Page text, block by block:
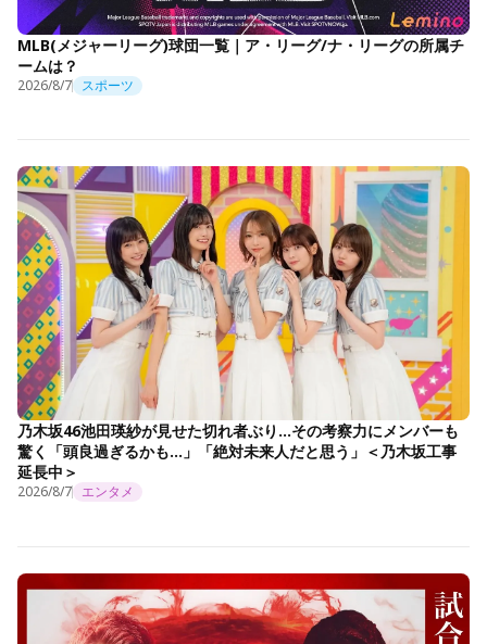
MLB(メジャーリーグ)球団一覧｜ア・リーグ/ナ・リーグの所属チ
ームは？
2026/8/7 スポーツ
乃木坂46池田瑛紗が見せた切れ者ぶり…その考察力にメンバーも
驚く「頭良過ぎるかも…」「絶対未来人だと思う」＜乃木坂工事
延長中＞
2026/8/7 エンタメ